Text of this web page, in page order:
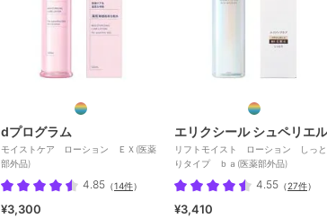
dプログラム
モイストケア ローション ＥＸ(医薬
部外品)
4.85 （14件）
¥3,300
エリクシール シュペリエル
リフトモイスト ローション しっと
りタイプ ｂａ(医薬部外品)
4.55 （27件）
¥3,410